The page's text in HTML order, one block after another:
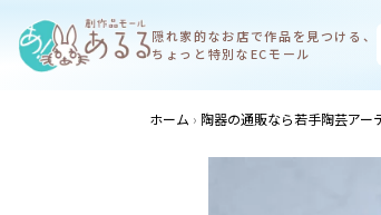
隠れ家的なお店で作品を見つける、
ちょっと特別なECモール
ホーム 陶器の通販なら若手陶芸ア